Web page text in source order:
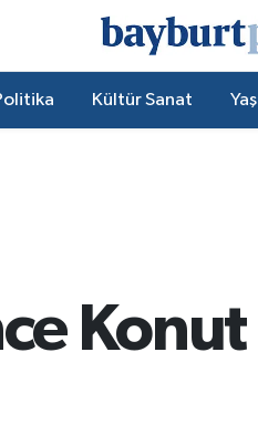
Kültür Sanat